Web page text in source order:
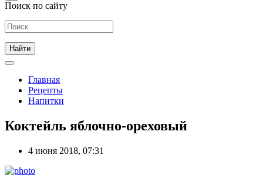
Поиск по сайту
Главная
Рецепты
Напитки
Коктейль яблочно-ореховый
4 июня 2018, 07:31